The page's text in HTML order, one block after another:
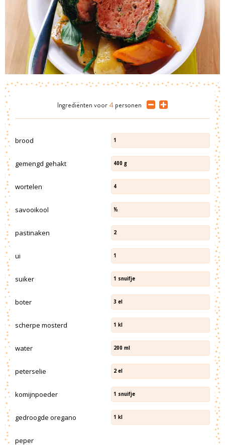
Ingrediënten voor 4 personen
brood 1
gemengd gehakt 400 g
wortelen 4
savooikool ½
pastinaken 2
ui 1
suiker 1 snuifje
boter 3 el
scherpe mosterd 1 kl
water 200 ml
peterselie 2 el
komijnpoeder 1 snuifje
gedroogde oregano 1 kl
peper